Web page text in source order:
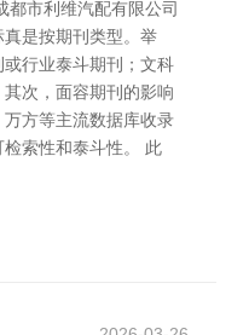
都市利维汽配有限公司
是按期刊类型。举
行业泰斗期刊；文科
次，面容期刊的影响
方等主流数据库收录
索性和泰斗性。 此